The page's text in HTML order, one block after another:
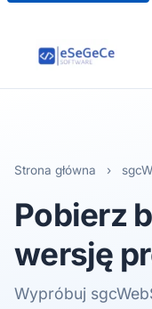
Strona główna ›
Pobierz
wersję
Wypróbuj